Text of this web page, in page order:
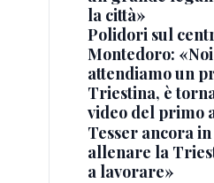
la città»
Polidori sul
Montedoro:
attendiamo un
Triestina, è
video del primo
Tesser ancora
allenare la
a lavorare»